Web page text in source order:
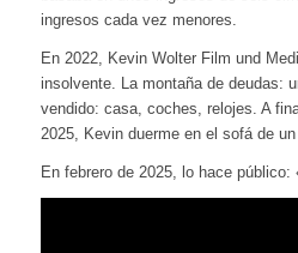
ingresos cada vez menores.
En 2022, Kevin Wolter Film und
insolvente. La montaña de deudas:
vendido: casa, coches, relojes. A
2025, Kevin duerme en el sofá de un
En febrero de 2025, lo hace público: